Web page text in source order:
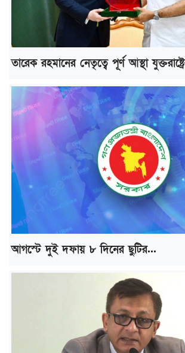
তারেক রহমানের নেতৃত্বে পূর্ণ আস্থা
আগস্টে দুই দফায় ৮ দিনের ছুটির...